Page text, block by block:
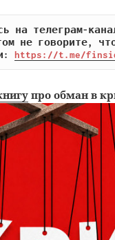
на телеграм-
не говорите,
https://t.me/
про обман в